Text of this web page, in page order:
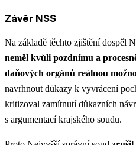
Závěr NSS
Na základě těchto zjištění dospěl
neměl kvůli pozdnímu a
daňových orgánů reálnou
navrhnout důkazy k vyvrácení
kritizoval zamítnutí důkazních
s argumentací krajského soudu.